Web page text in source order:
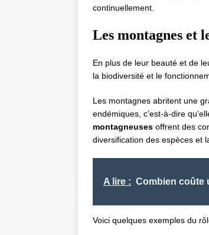
continuellement.
Les montagnes et
En plus de leur beauté et de
la biodiversité et le
Les montagnes abritent une
endémiques, c’est-à-dire
montagneuses offrent des
diversification des espèces et
A lire : Combien coûte
Voici quelques exemples du